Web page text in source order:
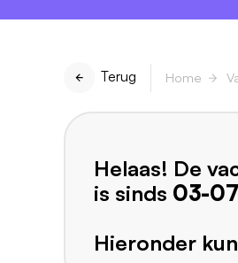
Terug Home
Helaas! De
is sinds 03-
Hieronder